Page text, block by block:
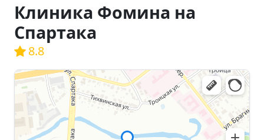
Клиника Фомина на
Спартака
8.8